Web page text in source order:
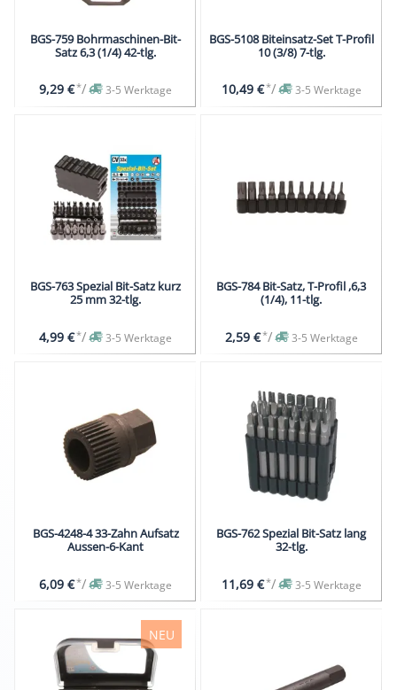
BGS-759 Bohrmaschinen-Bit-
Satz 6,3 (1/4) 42-tlg.
9,29 €*/ 3-5 Werktage
BGS-5108 Biteinsatz-Set T-Profil
10 (3/8) 7-tlg.
10,49 €*/ 3-5 Werktage
BGS-763 Spezial Bit-Satz kurz
25 mm 32-tlg.
4,99 €*/ 3-5 Werktage
BGS-784 Bit-Satz, T-Profil ,6,3
(1/4), 11-tlg.
2,59 €*/ 3-5 Werktage
BGS-4248-4 33-Zahn Aufsatz
Aussen-6-Kant
6,09 €*/ 3-5 Werktage
BGS-762 Spezial Bit-Satz lang
32-tlg.
11,69 €*/ 3-5 Werktage
NEU